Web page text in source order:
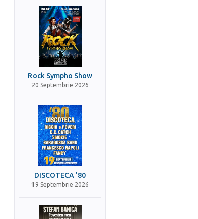
Rock Sympho Show
20 Septembrie 2026
DISCOTECA '80
19 Septembrie 2026